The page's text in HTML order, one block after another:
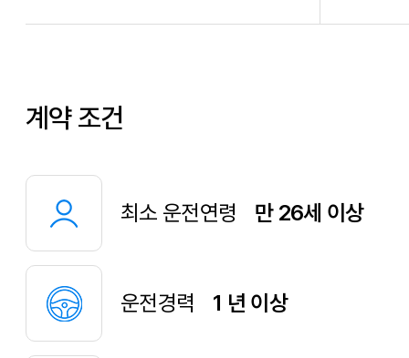
계약 조건
최소 운전연령 만 26세 이상
운전경력 1 년 이상